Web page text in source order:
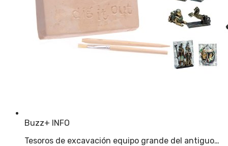
Buzz+ INFO
Tesoros de excavación equipo grande del antiguo…